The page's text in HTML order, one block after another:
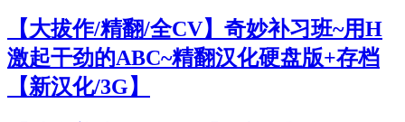
【大拔作/精翻/全CV】奇妙补习班~用H
激起干劲的ABC~精翻汉化硬盘版+存档
【新汉化/3G】